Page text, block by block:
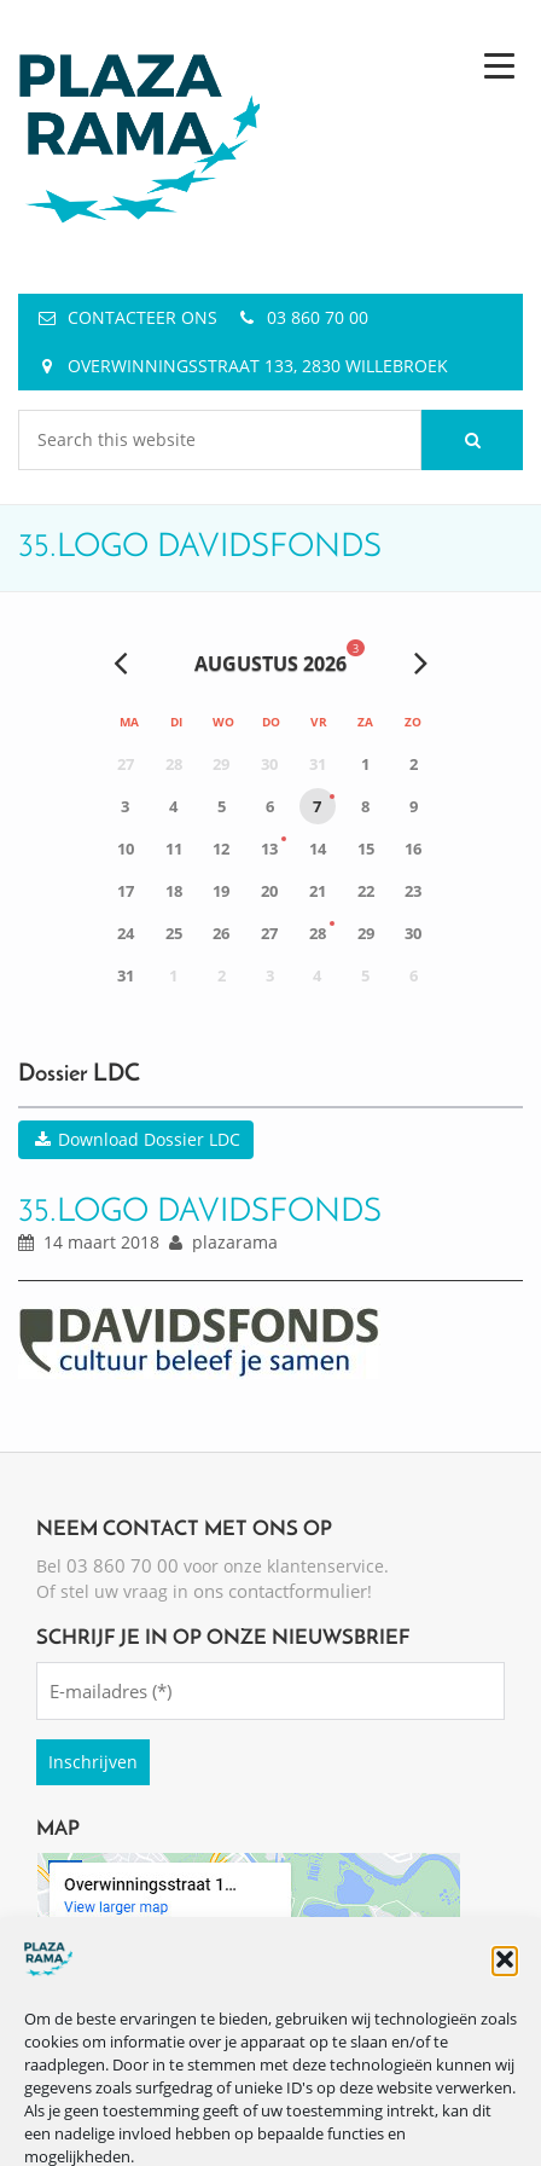
Om de beste ervaringen te bieden, gebruiken wij technologieën zoals
cookies om informatie over je apparaat op te slaan en/of te
raadplegen. Door in te stemmen met deze technologieën kunnen wij
gegevens zoals surfgedrag of unieke ID's op deze website verwerken.
Als je geen toestemming geeft of uw toestemming intrekt, kan dit
een nadelige invloed hebben op bepaalde functies en
mogelijkheden.
CONTACTEER ONS 03 860 70 00
OVERWINNINGSSTRAAT 133, 2830 WILLEBROEK
35.LOGO DAVIDSFONDS
AUGUSTUS 2026
3
MA DI WO DO VR ZA ZO
27 28 29 30 31 1
2
3
4 5 6 7 8
9
10
11 12 13 14 15
16
17
18 19 20 21 22
23
24
25 26 27 28 29
30
31
1 2 3 4 5 6
Dossier LDC
Download Dossier LDC
35.LOGO DAVIDSFONDS
14 maart 2018 plazarama
NEEM CONTACT MET ONS OP
Bel 03 860 70 00 voor onze klantenservice.
Of stel uw vraag in ons contactformulier!
SCHRIJF JE IN OP ONZE NIEUWSBRIEF
(Required)
MAP
VOLG ONS OP ONZE SOCIALS